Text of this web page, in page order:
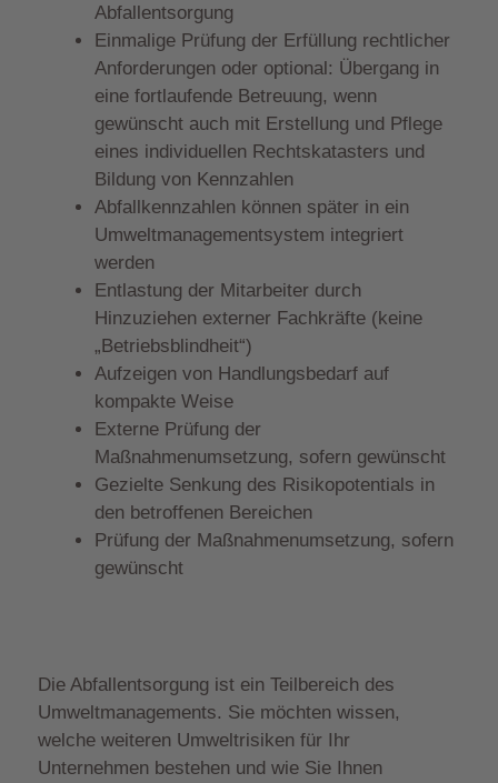
Abfallentsorgung
Einmalige Prüfung der Erfüllung rechtlicher
Anforderungen oder optional: Übergang in
eine fortlaufende Betreuung, wenn
gewünscht auch mit Erstellung und Pflege
eines individuellen Rechtskatasters und
Bildung von Kennzahlen
Abfallkennzahlen können später in ein
Umweltmanagementsystem integriert
werden
Entlastung der Mitarbeiter durch
Hinzuziehen externer Fachkräfte (keine
„Betriebsblindheit“)
Aufzeigen von Handlungsbedarf auf
kompakte Weise
Externe Prüfung der
Maßnahmenumsetzung, sofern gewünscht
Gezielte Senkung des Risikopotentials in
den betroffenen Bereichen
Prüfung der Maßnahmenumsetzung, sofern
gewünscht
Die Abfallentsorgung ist ein Teilbereich des
Umweltmanagements. Sie möchten wissen,
welche weiteren Umweltrisiken für Ihr
Unternehmen bestehen und wie Sie Ihnen